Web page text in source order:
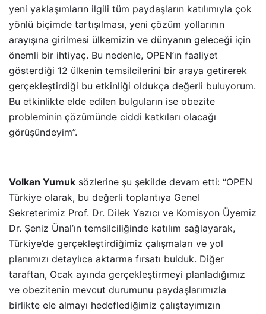
yeni yaklaşımların ilgili tüm paydaşların katılımıyla çok
yönlü biçimde tartışılması, yeni çözüm yollarının
arayışına girilmesi ülkemizin ve dünyanın geleceği için
önemli bir ihtiyaç. Bu nedenle, OPEN’ın faaliyet
gösterdiği 12 ülkenin temsilcilerini bir araya getirerek
gerçekleştirdiği bu etkinliği oldukça değerli buluyorum.
Bu etkinlikte elde edilen bulguların ise obezite
probleminin çözümünde ciddi katkıları olacağı
görüşündeyim”.
Volkan Yumuk sözlerine şu şekilde devam etti: “OPEN
Türkiye olarak, bu değerli toplantıya Genel
Sekreterimiz Prof. Dr. Dilek Yazıcı ve Komisyon Üyemiz
Dr. Şeniz Ünal’ın temsilciliğinde katılım sağlayarak,
Türkiye’de gerçekleştirdiğimiz çalışmaları ve yol
planımızı detaylıca aktarma fırsatı bulduk. Diğer
taraftan, Ocak ayında gerçekleştirmeyi planladığımız
ve obezitenin mevcut durumunu paydaşlarımızla
birlikte ele almayı hedeflediğimiz çalıştayımızın